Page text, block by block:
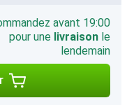
avant 19:00
pour une livraison le
lendemain